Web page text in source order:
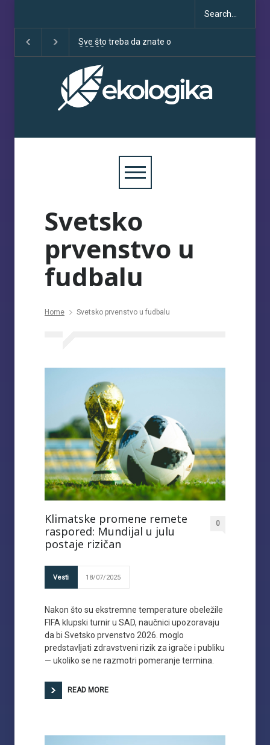
Sve što treba da znate o
COP30
Svetsko
prvenstvo u
fudbalu
Home Svetsko prvenstvo u fudbalu
Klimatske promene remete
raspored: Mundijal u julu
postaje rizičan
0
Vesti 18/07/2025
Nakon što su ekstremne temperature obeležile
FIFA klupski turnir u SAD, naučnici upozoravaju
da bi Svetsko prvenstvo 2026. moglo
predstavljati zdravstveni rizik za igrače i publiku
— ukoliko se ne razmotri pomeranje termina.
READ MORE